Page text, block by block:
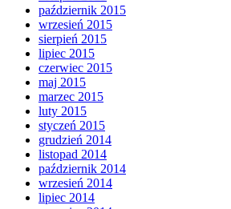
październik 2015
wrzesień 2015
sierpień 2015
lipiec 2015
czerwiec 2015
maj 2015
marzec 2015
luty 2015
styczeń 2015
grudzień 2014
listopad 2014
październik 2014
wrzesień 2014
lipiec 2014